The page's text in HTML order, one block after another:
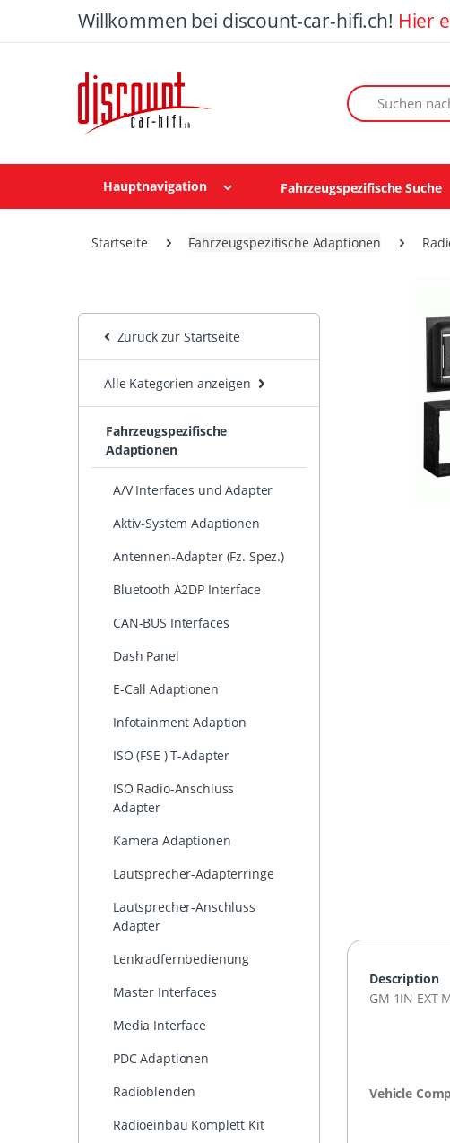
Willkommen bei discount-car-hifi.ch! Hier
Suchen nach
Hauptnavigation Fahrzeugspezifische Suche
Startseite Fahrzeugspezifische Adaptionen
Zurück zur Startseite
Alle Kategorien anzeigen
Fahrzeugspezifische
Adaptionen
A/V Interfaces und Adapter
Aktiv-System Adaptionen
Antennen-Adapter (Fz. Spez.)
Bluetooth A2DP Interface
CAN-BUS Interfaces
Dash Panel
E-Call Adaptionen
Infotainment Adaption
ISO (FSE ) T-Adapter
ISO Radio-Anschluss
Adapter
Kamera Adaptionen
Lautsprecher-Adapterringe
Lautsprecher-Anschluss
Adapter
Lenkradfernbedienung
Master Interfaces
Media Interface
PDC Adaptionen
Radioblenden
Radioeinbau Komplett Kit
Description
GM 1IN EXT
Vehicle